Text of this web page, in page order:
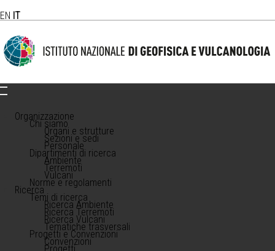
EN IT
Organizzazione
Chi siamo
Organi e strutture
Sezioni e sedi
Personale
Dipartimenti di ricerca
Ambiente
Terremoti
Vulcani
Norme e regolamenti
Ricerca
Temi di ricerca
Ricerca Ambiente
Ricerca Terremoti
Ricerca Vulcani
Tematiche trasversali
Progetti e Convenzioni
Convenzioni
Progetti